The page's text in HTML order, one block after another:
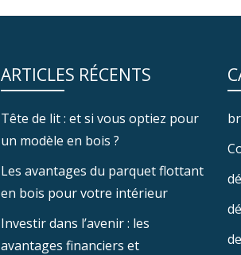
ARTICLES RÉCENTS
Tête de lit : et si vous optiez pour
un modèle en bois ?
Les avantages du parquet flottant
en bois pour votre intérieur
Investir dans l’avenir : les
avantages financiers et